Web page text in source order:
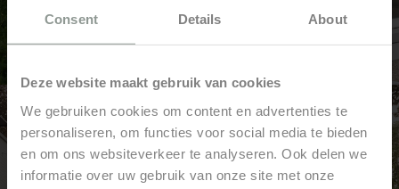
Consent Details About
Deze website maakt gebruik van cookies
We gebruiken cookies om content en advertenties te
personaliseren, om functies voor social media te bieden
en om ons websiteverkeer te analyseren. Ook delen we
informatie over uw gebruik van onze site met onze